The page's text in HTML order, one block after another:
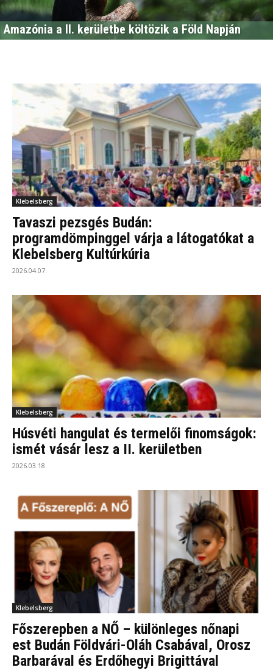
Amazónia a II. kerületbe költözik a Föld Napján
Klebelsberg
Tavaszi pezsgés Budán:
programdömpinggel várja a látogatókat a
Klebelsberg Kultúrkúria
2026.04.07.
Klebelsberg
Húsvéti hangulat és termelői finomságok:
ismét vásár lesz a II. kerületben
2026.03.18.
Klebelsberg
Főszerepben a NŐ – különleges nőnapi
est Budán Földvári-Oláh Csabával, Orosz
Barbarával és Erdőhegyi Brigittával